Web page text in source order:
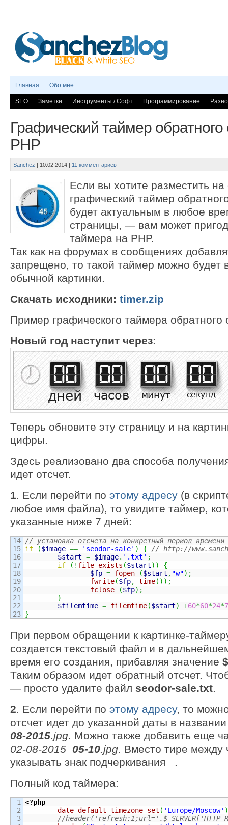
Главная Обо мне
SEO Заметки Инструменты / Софт Программирование
Графический таймер обратного
PHP
Sanchez | 10.02.2014 | 11 комментариев
Если вы хотите разместить
графический таймер
будет актуальным в любое
страницы, — вам может
таймера на PHP.
Так как на форумах в сообщениях
запрещено, то такой таймер можно будет
обычной картинки.
Скачать исходники: timer.zip
Пример графического таймера обратного
Новый год наступит через:
Теперь обновите эту страницу и на
цифры.
Здесь реализовано два способа
идет отсчет.
1. Если перейти по этому адресу (в
любое имя файла), то увидите таймер,
указанные ниже 7 дней:
14
15
16
17
18
19
20
21
22
// установка отсчета на конкретный период времени
if
($image == 'seodor-sale' ) {
// http://
$start = $image. '.txt' ;
if
( ! file_exists ($start) )
{
$fp = fopen ($start , "w") ;
fwrite($fp, time( ) ) ;
fclose
($fp) ;
}
$filemtime = filemtime($start) +60*60*24*7
}
При первом обращении к картинке-
создается текстовый файл и в
время его создания, прибавляя значение
Таким образом идет обратный отсчет.
— просто удалите файл seodor-sale.txt.
2. Если перейти по этому адресу, то
отсчет идет до указанной даты в
08-2015.jpg. Можно также добавить еще
02-08-2015_ 05-10.jpg. Вместо тире
указывать знак подчеркивания
.
Полный код таймера:
1
2
3
<?php
date_default_timezone_set ( 'Europe/Moscow' )
//header('refresh:1;url='.$_SERVER['HTTP